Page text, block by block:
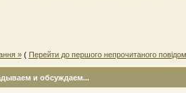
»( Перейти до першого непрочитаного
и обсуждаем...